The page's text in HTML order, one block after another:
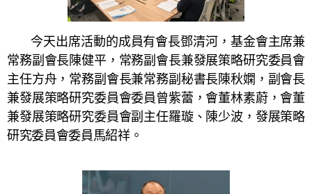
今天出席活動的成員有會長鄧清河，基金會主席兼
常務副會長陳健平，常務副會長兼發展策略研究委員會
主任方舟，常務副會長兼常務副秘書長陳秋嫻，副會長
兼發展策略研究委員會委員曾紫蕾，會董林素蔚，會董
兼發展策略研究委員會副主任羅璇、陳少波，發展策略
研究委員會委員馬紹祥。